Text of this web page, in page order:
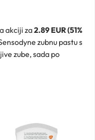
akciji za2.89 EUR (51%
zubnu pastu s
zube, sada po